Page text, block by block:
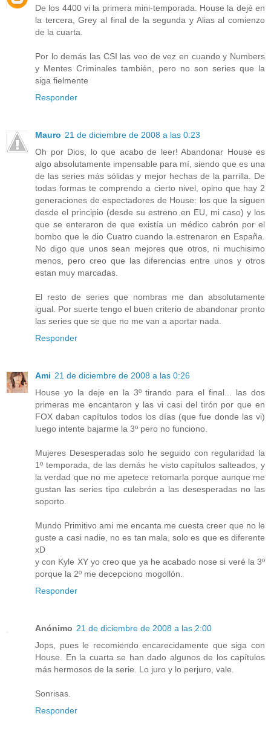
De los 4400 vi la primera mini-temporada. House la dejé en
la tercera, Grey al final de la segunda y Alias al comienzo
de la cuarta.
Por lo demás las CSI las veo de vez en cuando y Numbers
y Mentes Criminales también, pero no son series que la
siga fielmente
Responder
Mauro 21 de diciembre de 2008 a las 0:23
Oh por Dios, lo que acabo de leer! Abandonar House es
algo absolutamente impensable para mí, siendo que es una
de las series más sólidas y mejor hechas de la parrilla. De
todas formas te comprendo a cierto nivel, opino que hay 2
generaciones de espectadores de House: los que la siguen
desde el principio (desde su estreno en EU, mi caso) y los
que se enteraron de que existía un médico cabrón por el
bombo que le dio Cuatro cuando la estrenaron en España.
No digo que unos sean mejores que otros, ni muchisimo
menos, pero creo que las diferencias entre unos y otros
estan muy marcadas.
El resto de series que nombras me dan absolutamente
igual. Por suerte tengo el buen criterio de abandonar pronto
las series que se que no me van a aportar nada.
Responder
Ami 21 de diciembre de 2008 a las 0:26
House yo la deje en la 3º tirando para el final... las dos
primeras me encantaron y las vi casi del tirón por que en
FOX daban capítulos todos los días (que fue donde las vi)
luego intente bajarme la 3º pero no funciono.
Mujeres Desesperadas solo he seguido con regularidad la
1º temporada, de las demás he visto capítulos salteados, y
la verdad que no me apetece retomarla porque aunque me
gustan las series tipo culebrón a las desesperadas no las
soporto.
Mundo Primitivo ami me encanta me cuesta creer que no le
guste a casi nadie, no es tan mala, solo es que es diferente
xD
y con Kyle XY yo creo que ya he acabado nose si veré la 3º
porque la 2º me decepciono mogollón.
Responder
Anónimo 21 de diciembre de 2008 a las 2:00
Jops, pues le recomiendo encarecidamente que siga con
House. En la cuarta se han dado algunos de los capítulos
más hermosos de la serie. Lo juro y lo perjuro, vale.
Sonrisas.
Responder